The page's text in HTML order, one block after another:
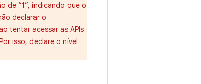
de “1”, indicando que o
declarar o
tentar acessar as APIs
isso, declare o nível